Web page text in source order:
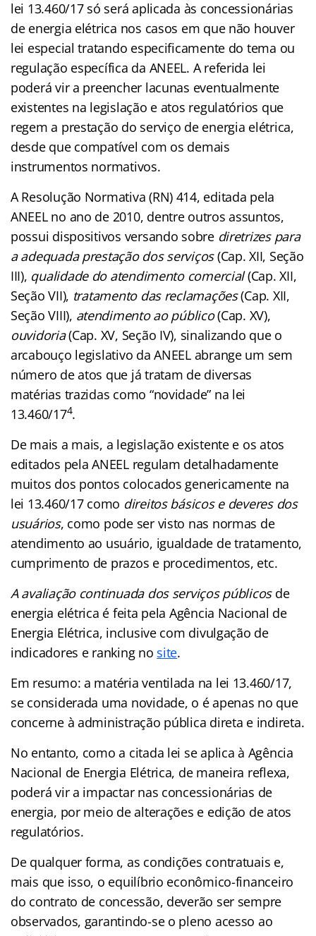
lei 13.460/17 só será aplicada às concessionárias
de energia elétrica nos casos em que não houver
lei especial tratando especificamente do tema ou
regulação específica da ANEEL. A referida lei
poderá vir a preencher lacunas eventualmente
existentes na legislação e atos regulatórios que
regem a prestação do serviço de energia elétrica,
desde que compatível com os demais
instrumentos normativos.
A Resolução Normativa (RN) 414, editada pela
ANEEL no ano de 2010, dentre outros assuntos,
possui dispositivos versando sobre diretrizes para
a adequada prestação dos serviços(Cap. XII, Seção
III), qualidade do atendimento comercial(Cap. XII,
Seção VII), tratamento das reclamações(Cap. XII,
Seção VIII), atendimento ao público(Cap. XV),
ouvidoria(Cap. XV, Seção IV), sinalizando que o
arcabouço legislativo da ANEEL abrange um sem
número de atos que já tratam de diversas
matérias trazidas como “novidade” na lei
13.460/174.
De mais a mais, a legislação existente e os atos
editados pela ANEEL regulam detalhadamente
muitos dos pontos colocados genericamente na
lei 13.460/17 como direitos básicos e deveres dos
usuários, como pode ser visto nas normas de
atendimento ao usuário, igualdade de tratamento,
cumprimento de prazos e procedimentos, etc.
A avaliação continuada dos serviços públicosde
energia elétrica é feita pela Agência Nacional de
Energia Elétrica, inclusive com divulgação de
indicadores e ranking no site.
Em resumo: a matéria ventilada na lei 13.460/17,
se considerada uma novidade, o é apenas no que
concerne à administração pública direta e indireta.
No entanto, como a citada lei se aplica à Agência
Nacional de Energia Elétrica, de maneira reflexa,
poderá vir a impactar nas concessionárias de
energia, por meio de alterações e edição de atos
regulatórios.
De qualquer forma, as condições contratuais e,
mais que isso, o equilíbrio econômico-financeiro
do contrato de concessão, deverão ser sempre
observados, garantindo-se o pleno acesso ao